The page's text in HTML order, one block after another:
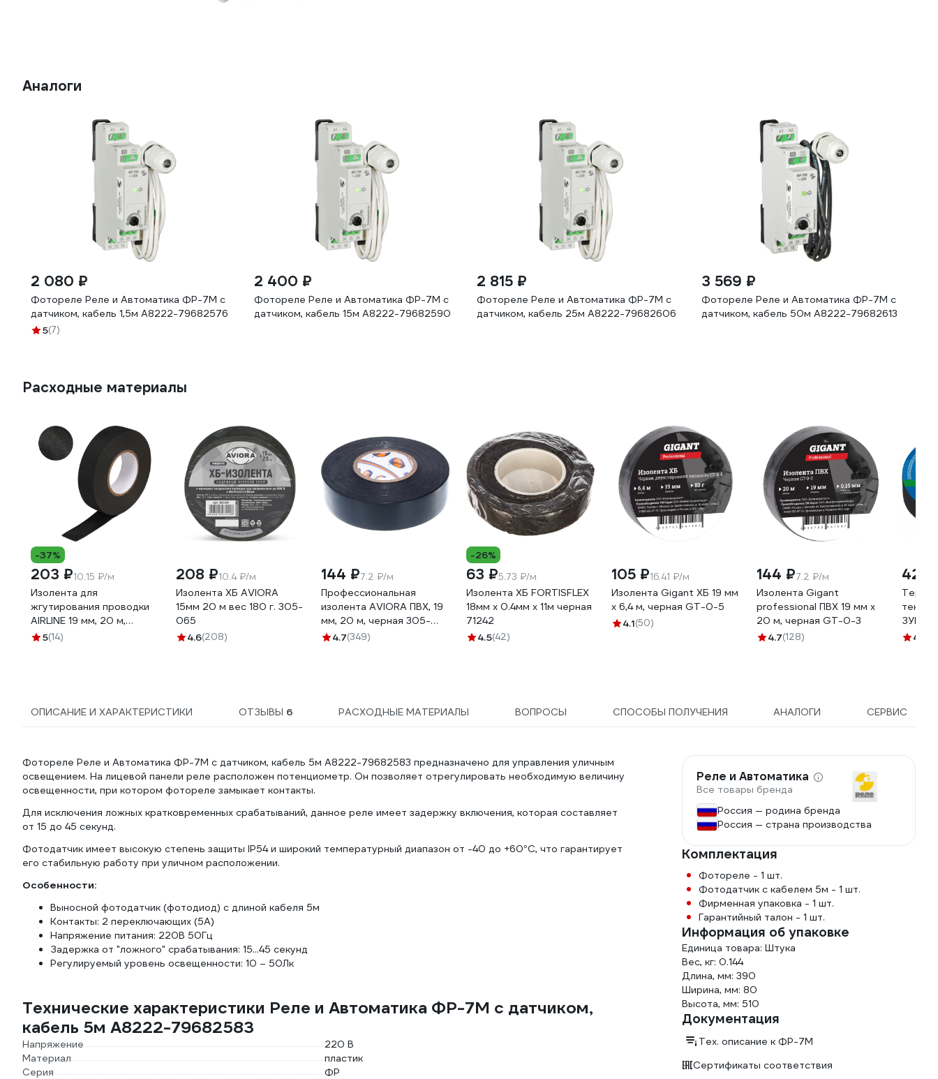
Аналоги
2 080 ₽
Фотореле Реле и Автоматика ФР-7М с
датчиком, кабель 1,5м A8222-79682576
5(7)
2 400 ₽
Фотореле Реле и Автоматика ФР-7М с
датчиком, кабель 15м A8222-79682590
2 815 ₽
Фотореле Реле и Автоматика ФР-7М с
датчиком, кабель 25м A8222-79682606
3 569 ₽
Фотореле Реле и Автоматика ФР-7М с
датчиком, кабель 50м A8222-79682613
Расходные материалы
-37%
203 ₽10.15 ₽/м
Изолента для
жгутирования проводки
AIRLINE 19 мм, 20 м,
термостойкая, на основе
5(14)
208 ₽10.4 ₽/м
Изолента ХБ AVIORA
15мм 20 м вес 180 г. 305-
065
4.6(208)
144 ₽7.2 ₽/м
Профессиональная
изолента AVIORA ПВХ, 19
мм, 20 м, черная 305-
030
4.7(349)
-26%
63 ₽5.73 ₽/м
Изолента ХБ FORTISFLEX
18мм х 0.4мм х 11м черная
71242
4.5(42)
105 ₽16.41 ₽/м
Изолента Gigant ХБ 19 мм
х 6,4 м, черная GT-0-5
4.1(50)
144 ₽7.2 ₽/м
Изолента Gigant
professional ПВХ 19 мм х
20 м, черная GT-0-3
4.7(128)
422
ЗУБР
25 м
4.8
ОПИСАНИЕ И ХАРАКТЕРИСТИКИ ОТЗЫВЫ 6 РАСХОДНЫЕ МАТЕРИАЛЫ ВОПРОСЫ СПОСОБЫ ПОЛУЧЕНИЯ АНАЛОГИ СЕРВИС
Фотореле Реле и Автоматика ФР-7М с датчиком, кабель 5м A8222-79682583 предназначено для управления уличным
освещением. На лицевой панели реле расположен потенциометр. Он позволяет отрегулировать необходимую величину
освещенности, при котором фотореле замыкает контакты.
Для исключения ложных кратковременных срабатываний, данное реле имеет задержку включения, которая составляет
от 15 до 45 секунд.
Фотодатчик имеет высокую степень защиты IP54 и широкий температурный диапазон от -40 до +60°C, что гарантирует
его стабильную работу при уличном расположении.
Особенности:
Выносной фотодатчик (фотодиод) с длиной кабеля 5м
Контакты: 2 переключающих (5А)
Напряжение питания: 220В 50Гц
Задержка от "ложного" срабатывания: 15...45 секунд
Регулируемый уровень освещенности: 10 – 50Лк
Технические характеристики Реле и Автоматика ФР-7М с датчиком,
кабель 5м A8222-79682583
Напряжение
220 В
Материал
пластик
Серия
ФР
Реле и Автоматика
Все товары бренда
Россия — родина бренда
Россия — страна производства
Комплектация
Фотореле - 1 шт.
Фотодатчик с кабелем 5м - 1 шт.
Фирменная упаковка - 1 шт.
Гарантийный талон - 1 шт.
Информация об упаковке
Единица товара: Штука
Вес, кг: 0.144
Длина, мм: 390
Ширина, мм: 80
Высота, мм: 510
Документация
Тех. описание к ФР-7М
Сертификаты соответствия